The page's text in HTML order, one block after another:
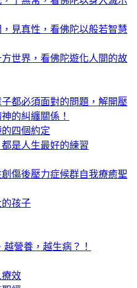
見真性，看佛陀以般若智慧
世界，看佛陀遊化人間的故
都必須面對的問題，解開壓
的糾纏關係！
四個約定
是人生最好的練習
傷後壓力症候群自我療癒聖
孩子
營養，越生病？！
效